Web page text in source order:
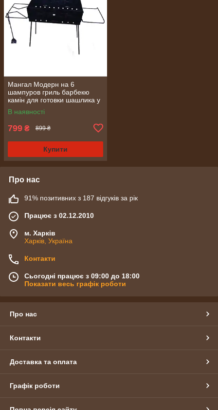
Мангал Модерн на 6
шампуров гриль барбекю
камін для готовки шашлика у
дворі та на природі
В наявності
799 ₴ 899 ₴
Купити
Про нас
91% позитивних з 187 відгуків за рік
Працює з 02.12.2010
м. Харків
Харків, Україна
Контакти
Сьогодні працює з 09:00 до 18:00
Показати весь графік роботи
Про нас
Контакти
Доставка та оплата
Графік роботи